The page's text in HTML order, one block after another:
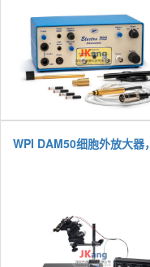
WPI DAM50细胞外放大器